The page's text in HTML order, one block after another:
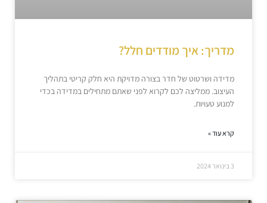
מדריך: איך מודדים חלל?
מדידה ושרטוט של חדר בצורה מדויקת היא חלק קריטי בתהליך
העיצוב. ממליצה לכם לקרוא לפני שאתם מתחילים במדידה בכדי
למנוע טעויות.
קרא עוד »
3 בינואר 2024